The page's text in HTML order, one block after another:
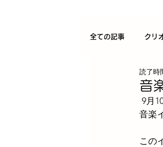
全ての記事 クリ
音
読了時
9月
音楽
この